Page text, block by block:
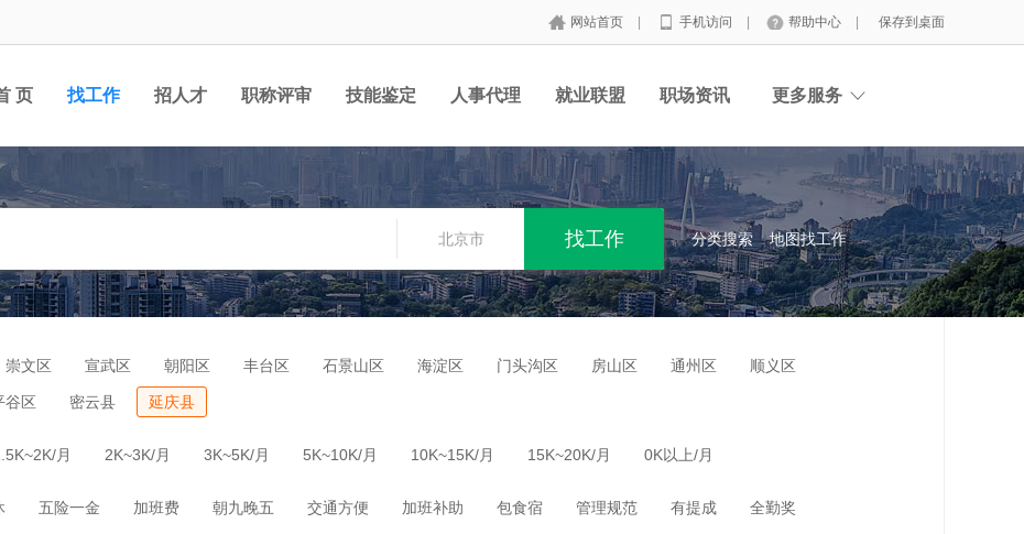
网站首页 手机访问 帮助中心 保存到桌面
页 找工作 招人才 职称评审 技能鉴定 人事代理 就业联盟 职场资讯 更多服务
北京市 分类搜索 地图找工作
崇文区 宣武区 朝阳区 丰台区 石景山区 海淀区 门头沟区 房山区 通州区 顺义区
谷区 密云县 延庆县
月 2K~3K/月 3K~5K/月 5K~10K/月 10K~15K/月 15K~20K/月 0K以上/月
五险一金 加班费 朝九晚五 交通方便 加班补助 包食宿 管理规范 有提成 全勤奖